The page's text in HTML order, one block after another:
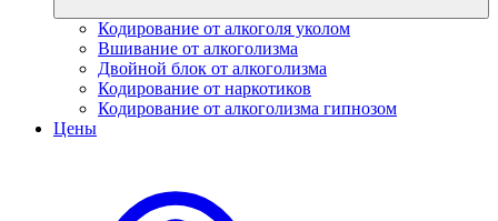
Кодирование от алкоголя уколом
Вшивание от алкоголизма
Двойной блок от алкоголизма
Кодирование от наркотиков
Кодирование от алкоголизма гипнозом
Цены